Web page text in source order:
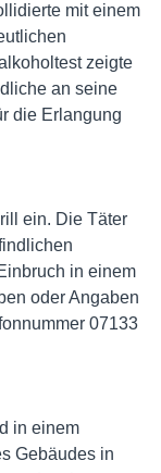
mit einem
zeigte
an seine
die Erlangung
ein. Die Täter
in einem
oder Angaben
07133
in einem
Gebäudes in